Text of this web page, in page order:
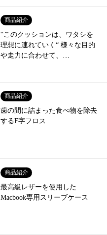
商品紹介
“このクッションは、ワタシを
理想に連れていく“ 様々な目的
や走力に合わせて、…
商品紹介
歯の間に詰まった食べ物を除去
するF字フロス
商品紹介
最高級レザーを使用した
Macbook専用スリーブケース